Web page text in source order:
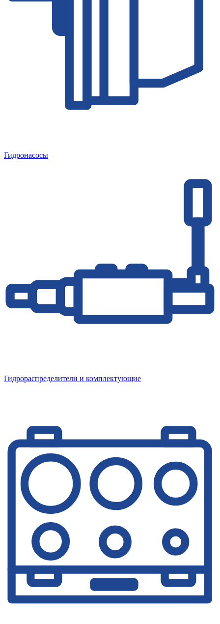
Гидронасосы
Гидрораспределители и комплектующие